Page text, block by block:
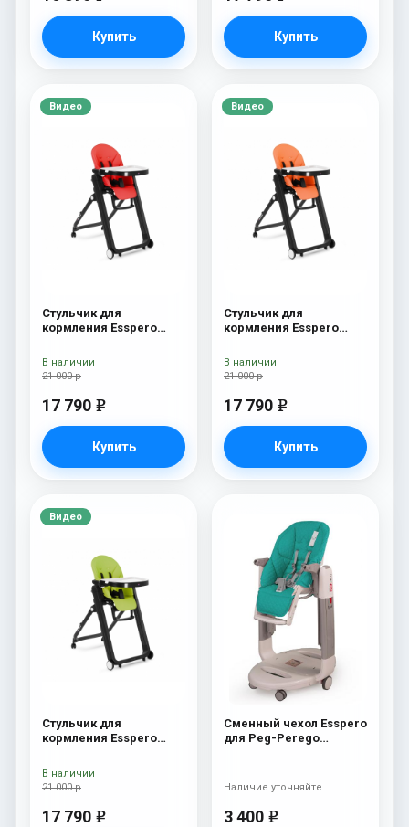
Купить Купить
Видео
Стульчик для
кормления Esspero
21 000 р
17 790 e
Купить
В наличии
Видео
Стульчик для
кормления Esspero
21 000 р
17 790 e
Купить
В наличии
Видео
Стульчик для
кормления Esspero
21 000 р
17 790 e
В наличии
Сменный чехол Esspero
для Peg-Perego
3 400 e
Наличие уточняйте